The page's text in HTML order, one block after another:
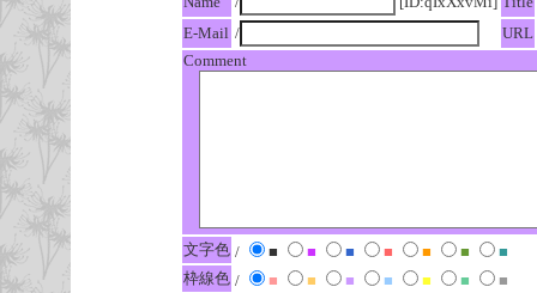
E-Mail /
URL
Comment
文字色 / ■ ■ ■ ■ ■ ■
■
枠線色 / ■ ■ ■ ■ ■ ■
■